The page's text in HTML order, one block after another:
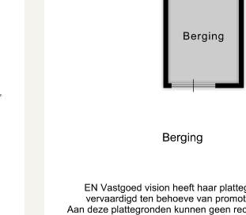
In centrum, in woonwijk, vrij uitzicht